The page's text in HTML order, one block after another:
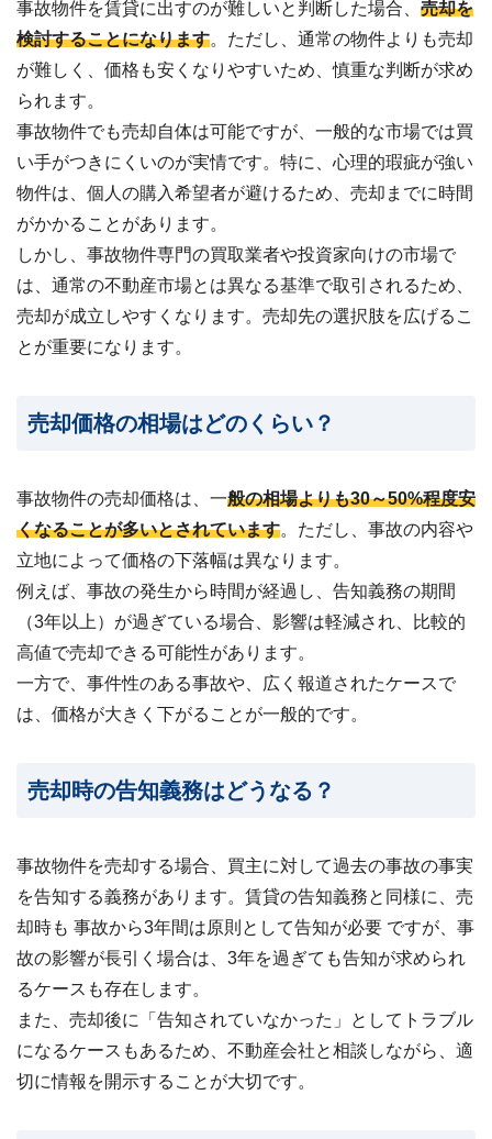
事故物件を賃貸に出すのが難しいと判断した場合、 売却を
検討することになります。ただし、通常の物件よりも売却
が難しく、価格も安くなりやすいため、慎重な判断が求め
られます。
事故物件でも売却自体は可能ですが、一般的な市場では買
い手がつきにくいのが実情です。特に、心理的瑕疵が強い
物件は、個人の購入希望者が避けるため、売却までに時間
がかかることがあります。
しかし、事故物件専門の買取業者や投資家向けの市場で
は、通常の不動産市場とは異なる基準で取引されるため、
売却が成立しやすくなります。売却先の選択肢を広げるこ
とが重要になります。
売却価格の相場はどのくらい？
事故物件の売却価格は、一般の相場よりも30～50%程度安
くなることが多いとされています。ただし、事故の内容や
立地によって価格の下落幅は異なります。
例えば、事故の発生から時間が経過し、告知義務の期間
（3年以上）が過ぎている場合、影響は軽減され、比較的
高値で売却できる可能性があります。
一方で、事件性のある事故や、広く報道されたケースで
は、価格が大きく下がることが一般的です。
売却時の告知義務はどうなる？
事故物件を売却する場合、買主に対して過去の事故の事実
を告知する義務があります。賃貸の告知義務と同様に、売
却時も 事故から3年間は原則として告知が必要 ですが、事
故の影響が長引く場合は、3年を過ぎても告知が求められ
るケースも存在します。
また、売却後に「告知されていなかった」としてトラブル
になるケースもあるため、不動産会社と相談しながら、適
切に情報を開示することが大切です。